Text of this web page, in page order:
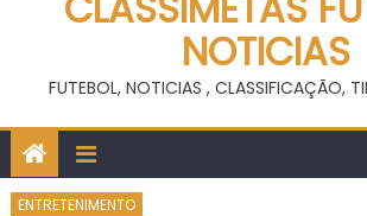
NOTICIAS
FUTEBOL, NOTICIAS , CLASSIFICAÇÃO,
ENTRETENIMENTO